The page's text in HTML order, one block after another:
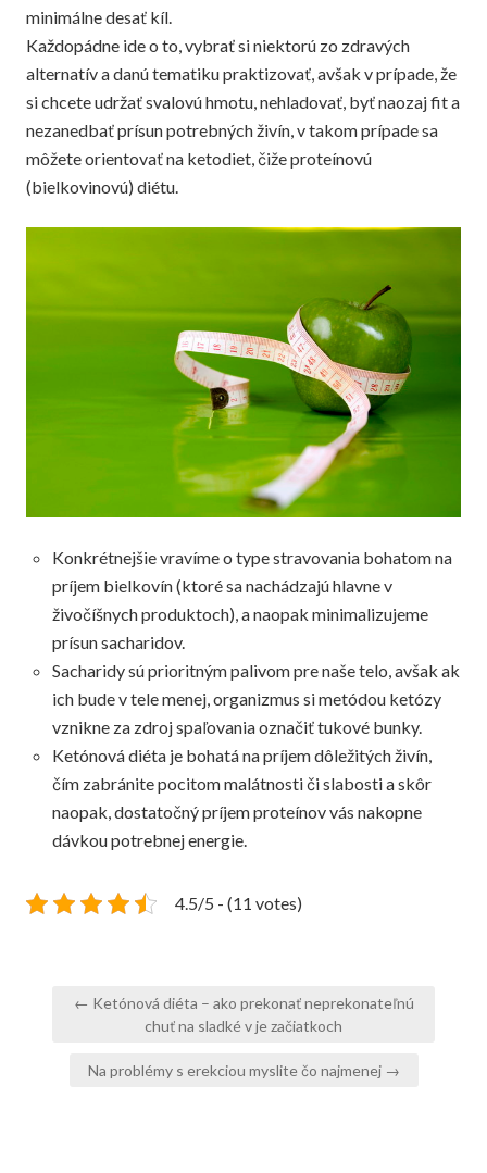
minimálne desať kíl.
Každopádne ide o to, vybrať si niektorú zo zdravých
alternatív a danú tematiku praktizovať, avšak v prípade, že
si chcete udržať svalovú hmotu, nehladovať, byť naozaj fit a
nezanedbať prísun potrebných živín, v takom prípade sa
môžete orientovať na ketodiet, čiže proteínovú
(bielkovinovú) diétu.
Konkrétnejšie vravíme o type stravovania bohatom na
príjem bielkovín (ktoré sa nachádzajú hlavne v
živočíšnych produktoch), a naopak minimalizujeme
prísun sacharidov.
Sacharidy sú prioritným palivom pre naše telo, avšak ak
ich bude v tele menej, organizmus si metódou ketózy
vznikne za zdroj spaľovania označiť tukové bunky.
Ketónová diéta je bohatá na príjem dôležitých živín,
čím zabránite pocitom malátnosti či slabosti a skôr
naopak, dostatočný príjem proteínov vás nakopne
dávkou potrebnej energie.
4.5/5 - (11 votes)
Navigace
← Ketónová diéta – ako prekonať neprekonateľnú
chuť na sladké v je začiatkoch
Na problémy s erekciou myslite čo najmenej →